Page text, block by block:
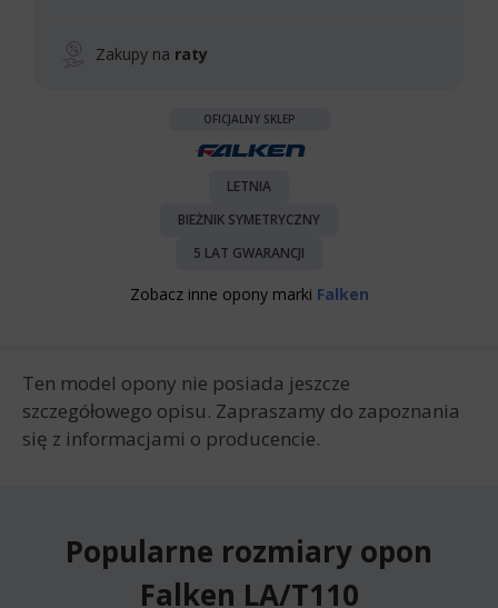
Zakupy na raty
OFICJALNY SKLEP
LETNIA
BIEŻNIK SYMETRYCZNY
5 LAT GWARANCJI
Zobacz inne opony marki Falken
Ten model opony nie posiada jeszcze
szczegółowego opisu. Zapraszamy do zapoznania
się z informacjami o producencie.
Popularne rozmiary opon
Falken LA/T110